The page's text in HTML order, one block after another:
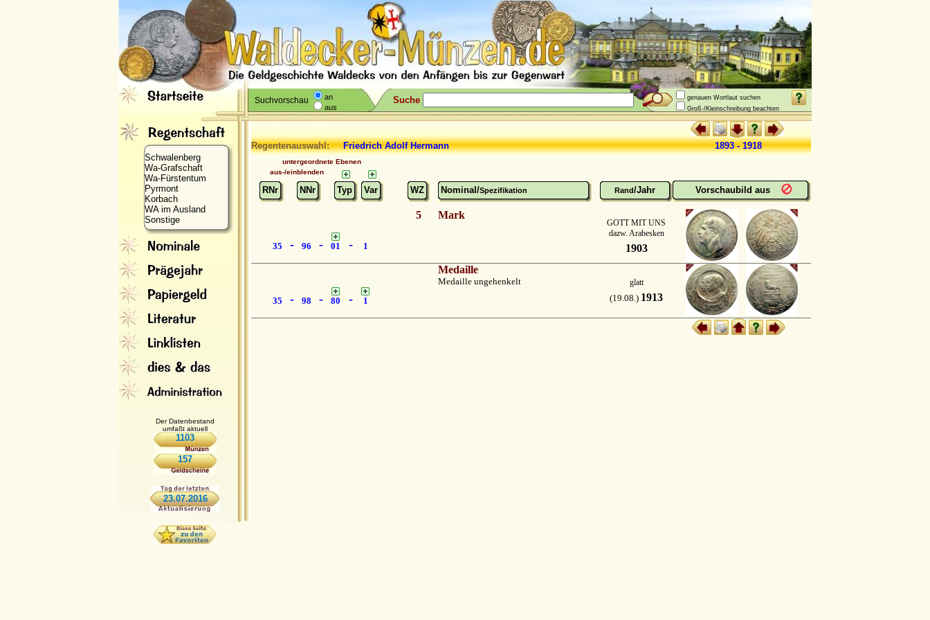
Suchvorschau
an
aus
Suche
genauen Wortlaut suchen
Groß-/Kleinschreibung beachten
Schwalenberg
Wa-Grafschaft
Wa-Fürstentum
Pyrmont
Korbach
WA im Ausland
Sonstige
Der Datenbestand
umfaßt aktuell
1103
157
23.07.2016
Regentenauswahl: FriedrichAdolf Hermann 1893 - 1918
untergeordnete Ebenen
aus-/einblenden
RNr NNr Typ Var WZ Nominal/Spezifikation Rand/Jahr Vorschaubild aus
35 - 96 - 01 - 1
5 Mark
GOTT MIT UNS
dazw. Arabesken
1903
35 - 98 - 80 - 1
Medaille
Medaille ungehenkelt glatt
(19.08.) 1913